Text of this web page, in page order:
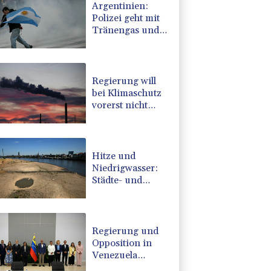
Argentinien:
Polizei geht mit
Tränengas und
Regierung will
bei Klimaschutz
vorerst nicht
Hitze und
Niedrigwasser:
Städte- und
Kraftakt"
Regierung und
Opposition in
Venezuela